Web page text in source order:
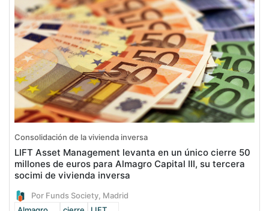
Consolidación de la vivienda inversa
LIFT Asset Management levanta en un único cierre 50
millones de euros para Almagro Capital III, su tercera
socimi de vivienda inversa
Por Funds Society, Madrid